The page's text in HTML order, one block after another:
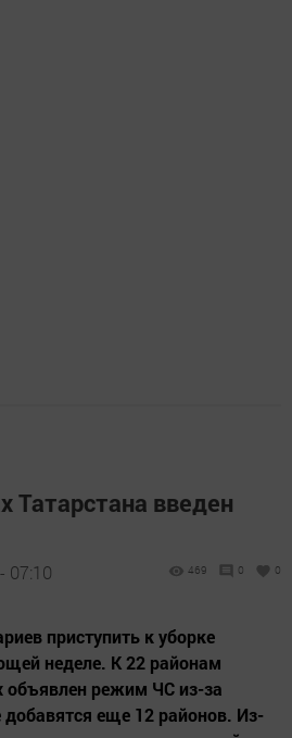
Татарстана введен
07:10 469 0 0
приступить к уборке
неделе. К 22 районам
объявлен режим ЧС из-за
добавятся еще 12 районов. Из-